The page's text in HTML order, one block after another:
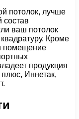
потолок, лучше
состав
ваш потолок
Кроме
помещение
продукция
Иннетак,